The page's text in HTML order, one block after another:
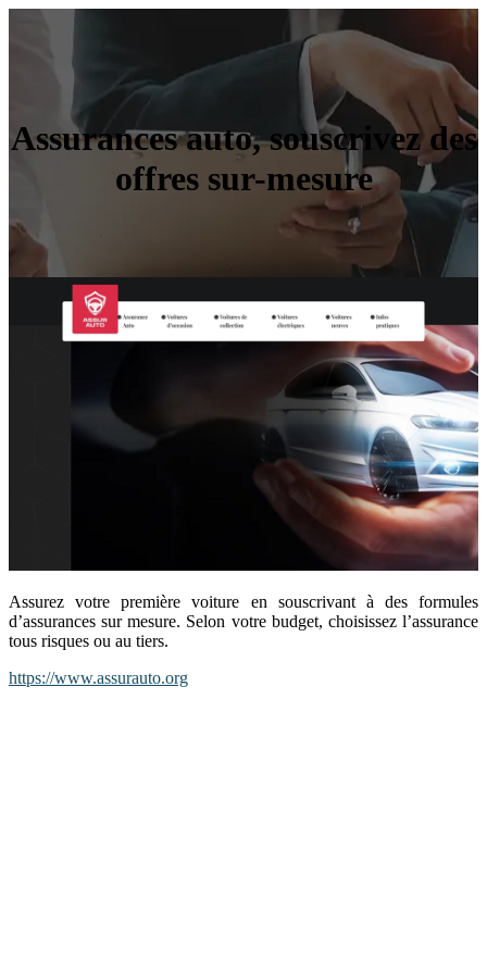
Assurances auto, souscrivez des
offres sur-mesure
Assurez votre première voiture en souscrivant à des formules
d’assurances sur mesure. Selon votre budget, choisissez l’assurance
tous risques ou au tiers.
https://www.assurauto.org